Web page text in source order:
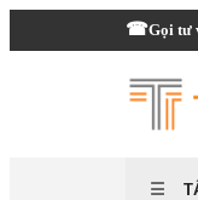
Gọi tư